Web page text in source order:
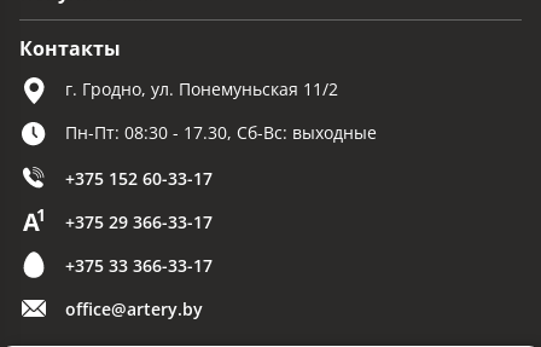
Контакты
г. Гродно, ул. Понемуньская 11/2
Пн-Пт: 08:30 - 17.30, Сб-Вс: выходные
+375 152 60-33-17
+375 29 366-33-17
+375 33 366-33-17
office@artery.by